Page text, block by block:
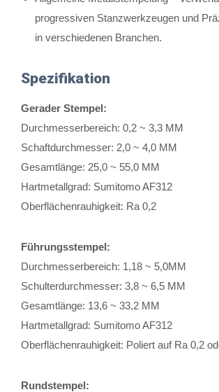
progressiven Stanzwerkzeugen und
in verschiedenen Branchen.
Spezifikation
Gerader Stempel:
Durchmesserbereich: 0,2 ~ 3,3 MM
Schaftdurchmesser: 2,0 ~ 4,0 MM
Gesamtlänge: 25,0 ~ 55,0 MM
Hartmetallgrad: Sumitomo AF312
Oberflächenrauhigkeit: Ra 0,2
Führungsstempel:
Durchmesserbereich: 1,18 ~ 5,0MM
Schulterdurchmesser: 3,8 ~ 6,5 MM
Gesamtlänge: 13,6 ~ 33,2 MM
Hartmetallgrad: Sumitomo AF312
Oberflächenrauhigkeit: Poliert auf Ra 0,2
Rundstempel: